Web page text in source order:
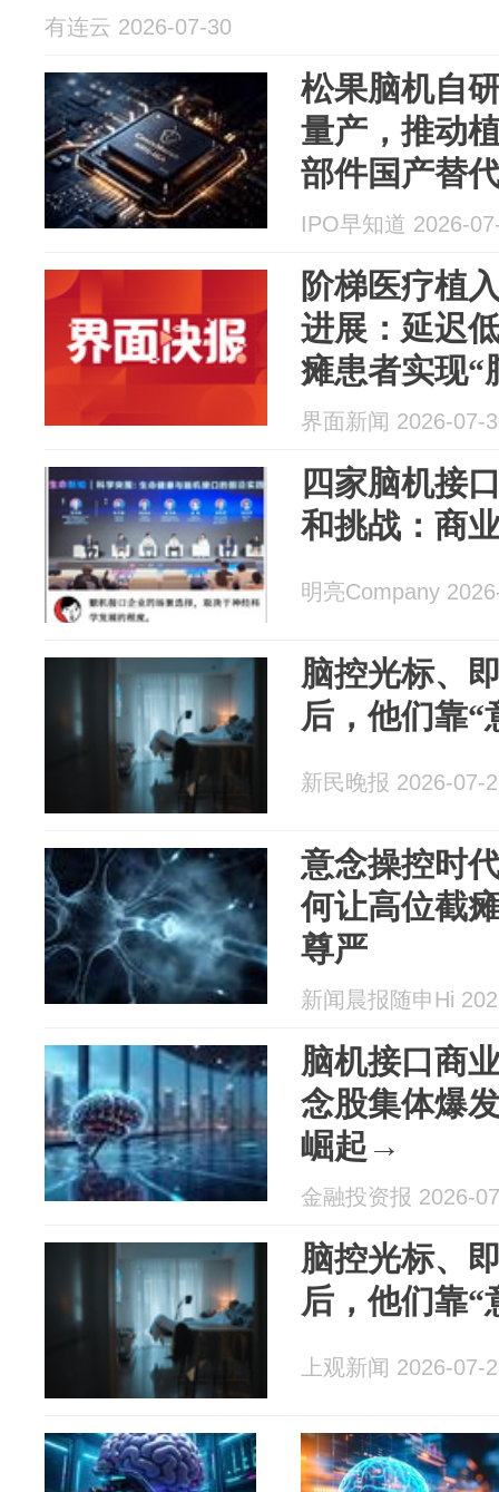
有连云 2026-07-30
松果脑机自
量产，推动
部件国产替
IPO早知道 2026-
阶梯医疗植
进展：延迟
瘫患者实现“
界面新闻 2026-07-
四家脑机接
和挑战：商
明亮Company
脑控光标、
后，他们靠“
新民晚报 2026-07-
意念操控时
何让高位截
尊严
新闻晨报随申Hi
脑机接口商
念股集体爆
崛起→
金融投资报 2026-
脑控光标、
后，他们靠“
上观新闻 2026-07-